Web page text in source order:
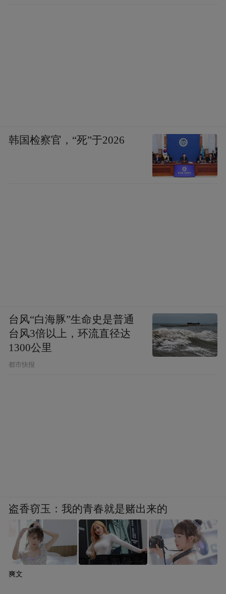
韩国检察官，“死”于2026
台风“白海豚”生命史是普通
台风3倍以上，环流直径达
1300公里
都市快报
盗香窃玉：我的青春就是赌出来的
爽文